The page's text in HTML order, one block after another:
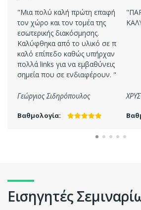
όλα
"Μια πολύ καλή πρώτη επαφή με
τον χώρο και τον τομέα της
εσωτερικής διακόσμησης.
Καλύφθηκα από το υλικό σε πολύ
καλό επίπεδο καθώς υπήρχαν και
πολλά links για να εμβαθύνεις στα
σημεία που σε ενδιαφέρουν. "
Γεώργιος Σιδηρόπουλος
Βαθμολογία:
Εισηγητές